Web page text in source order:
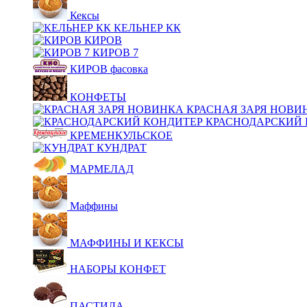
Кексы
КЕЛЬНЕР КК
КИРОВ
КИРОВ 7
КИРОВ фасовка
КОНФЕТЫ
КРАСНАЯ ЗАРЯ
КРАСНОДАРСКИЙ
КРЕМЕНКУЛЬСКОЕ
КУНДРАТ
МАРМЕЛАД
Маффины
МАФФИНЫ И КЕКСЫ
НАБОРЫ КОНФЕТ